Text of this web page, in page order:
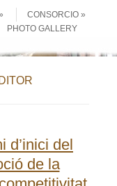
CONSORCIO
PHOTO GALLERY
d’inici del
de la